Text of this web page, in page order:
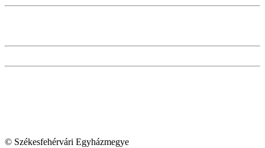
© Székesfehérvári Egyházmegye